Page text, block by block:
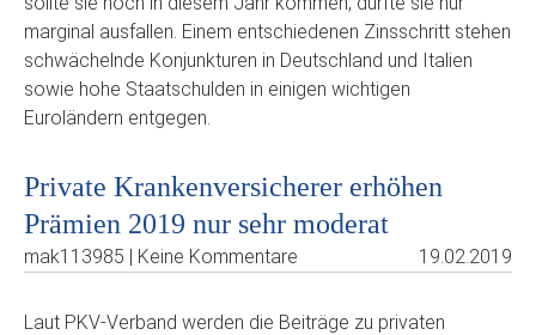
marginal ausfallen. Einem entschiedenen Zinsschritt stehen
schwächelnde Konjunkturen in Deutschland und Italien
sowie hohe Staatschulden in einigen wichtigen
Euroländern entgegen.
Private Krankenversicherer erhöhen
Prämien 2019 nur sehr moderat
mak113985 | Keine Kommentare 19.02.2019
Laut PKV-Verband werden die Beiträge zu privaten